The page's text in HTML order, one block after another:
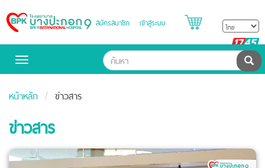
Bangpakok
Hospital
สมัครสมาชิก เข้าสู่ระบบ
Toggle
ค้น
หน้าหลัก ข่าวสาร
ข่าวสาร